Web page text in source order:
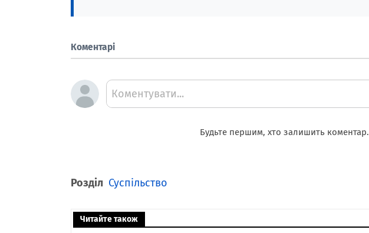
Коментарі
Коментувати...
Будьте першим, хто залишить коментар.
Розділ Суспільство
Читайте також